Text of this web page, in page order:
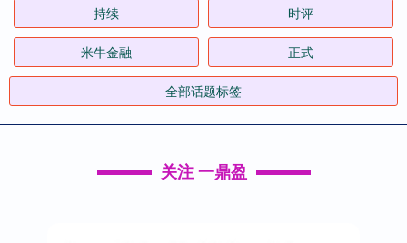
持续 时评
米牛金融 正式
全部话题标签
关注 一鼎盈